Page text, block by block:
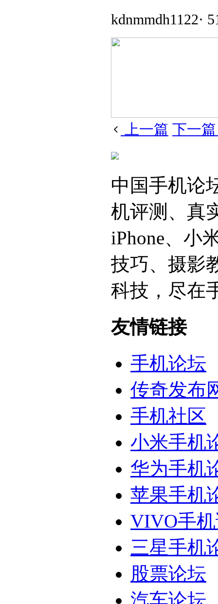
kdnmmdh1122·
上一篇 下一
中国手机论
机评测、真
iPhone、小
技巧、摄影
科技，尽在
友情链接
手机论坛
传奇发布
手机社区
小米手机
华为手机
苹果手机
VIVO手
三星手机
股票论坛